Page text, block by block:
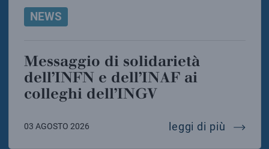
NEWS
Messaggio di solidarietà
dell’INFN e dell’INAF ai
colleghi dell’INGV
03 AGOSTO 2026 leggi di più